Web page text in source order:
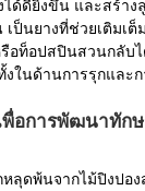
ได้ดียิ่งขึ้น และสร้า
เป็นยางที่ช่วยเติมเ
อท็อปสปินสวนกลับ
นด้านการรุกและก
พื่อการพัฒนาทัก
ลุดพ้นจากไม้ปิงปอง